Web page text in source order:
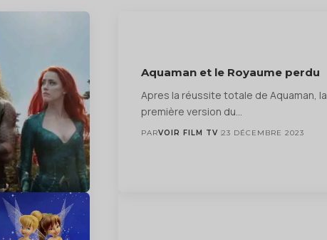
Aquaman et le Royaume perdu
Apres la réussite totale de Aquaman, la
première version du…
PARVOIR FILM TV 23 DÉCEMBRE 2023